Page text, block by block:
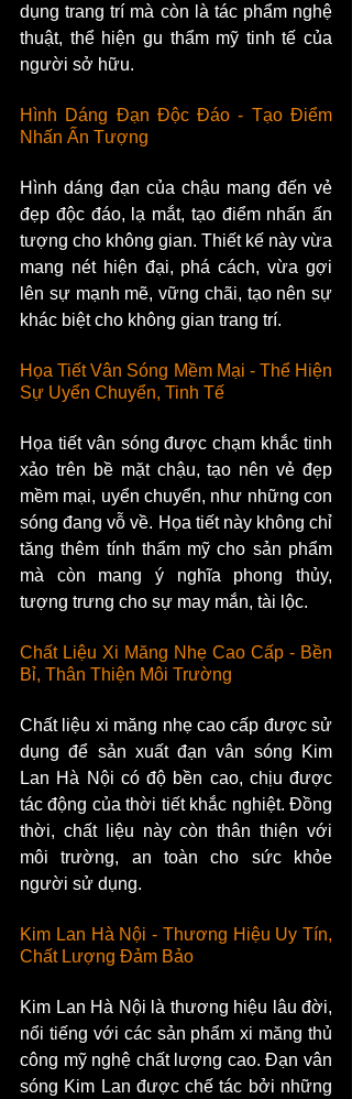
dụng trang trí mà còn là tác phẩm nghệ
thuật, thể hiện gu thẩm mỹ tinh tế của
người sở hữu.
Hình Dáng Đạn Độc Đáo - Tạo Điểm
Nhấn Ấn Tượng
Hình dáng đạn của chậu mang đến vẻ
đẹp độc đáo, lạ mắt, tạo điểm nhấn ấn
tượng cho không gian. Thiết kế này vừa
mang nét hiện đại, phá cách, vừa gợi
lên sự mạnh mẽ, vững chãi, tạo nên sự
khác biệt cho không gian trang trí.
Họa Tiết Vân Sóng Mềm Mại - Thể Hiện
Sự Uyển Chuyển, Tinh Tế
Họa tiết vân sóng được chạm khắc tinh
xảo trên bề mặt chậu, tạo nên vẻ đẹp
mềm mại, uyển chuyển, như những con
sóng đang vỗ về. Họa tiết này không chỉ
tăng thêm tính thẩm mỹ cho sản phẩm
mà còn mang ý nghĩa phong thủy,
tượng trưng cho sự may mắn, tài lộc.
Chất Liệu Xi Măng Nhẹ Cao Cấp - Bền
Bỉ, Thân Thiện Môi Trường
Chất liệu xi măng nhẹ cao cấp được sử
dụng để sản xuất đạn vân sóng Kim
Lan Hà Nội có độ bền cao, chịu được
tác động của thời tiết khắc nghiệt. Đồng
thời, chất liệu này còn thân thiện với
môi trường, an toàn cho sức khỏe
người sử dụng.
Kim Lan Hà Nội - Thương Hiệu Uy Tín,
Chất Lượng Đảm Bảo
Kim Lan Hà Nội là thương hiệu lâu đời,
nổi tiếng với các sản phẩm xi măng thủ
công mỹ nghệ chất lượng cao. Đạn vân
sóng Kim Lan được chế tác bởi những